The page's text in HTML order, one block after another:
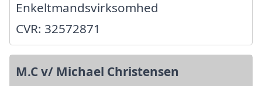
Enkeltmandsvirksomhed
CVR: 32572871
M.C v/ Michael Christensen